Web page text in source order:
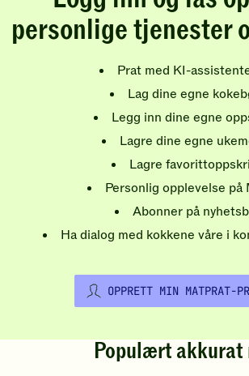
personlige tjenester
Prat med KI-
Lag dine egne
Legg inn dine egne
Lagre dine egne
Lagre
Personlig opplevelse på
Abonner på
Ha dialog med kokkene våre i
OPPRETT MIN MATPRAT-
Populært akkurat